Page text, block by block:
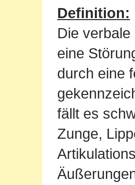
Definition:
Die
eine
durch eine
fällt es
Zunge,